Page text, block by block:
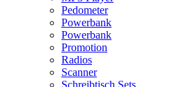
Pedometer
Powerbank
Powerbank
Promotion
Radios
Scanner
Schreibtisch Sets